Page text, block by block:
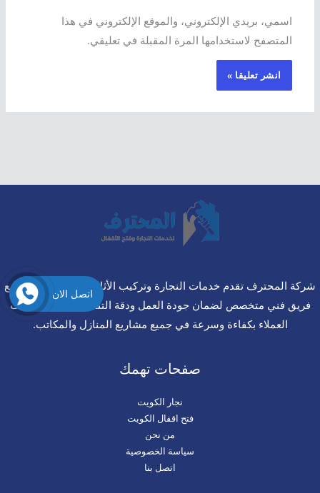
اسمي، بريدي الإلكتروني، والموقع الإلكتروني في هذا
المتصفح لاستخدامها المرة المقبلة في تعليقي.
شركة المحترف تقدم خدمات النجارة وتركيب الأثاث باحترافية عالية، مع
فريق فني متخصص لضمان جودة العمل ودقة التنفيذ، لتلبية احتياجات
العملاء بكفاءة وسرعة في جميع مشاريع المنازل والمكاتب.
صفحات تهمك
نجار الكويت
فتح اقفال الكويت
من نحن
سياسة الخصوصية
اتصل بنا
اتصل الان